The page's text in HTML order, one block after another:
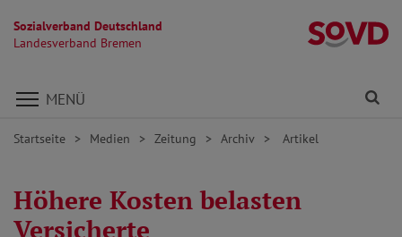
Sozialverband Deutschland
Landesverband Bremen
Direkt zu den Inhalten springen
MENÜ
Startseite Medien Zeitung Archiv Artikel
Höhere Kosten belasten
Versicherte